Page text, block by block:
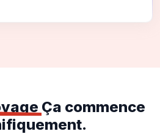
Ça commence